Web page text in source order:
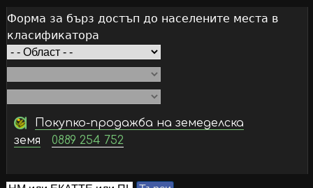
Форма за бърз достъп до населените места в
класификатора
Покупко-продажба на земеделска
земя
0889 254 752